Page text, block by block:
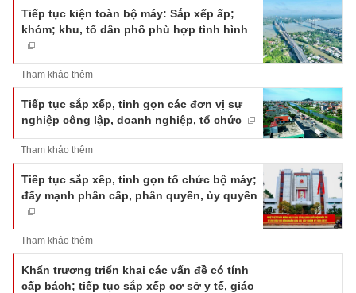
Tiếp tục kiện toàn bộ máy: Sắp xếp ấp;
khóm; khu, tổ dân phố phù hợp tình hình
Tham khảo thêm
Tiếp tục sắp xếp, tinh gọn các đơn vị sự
nghiệp công lập, doanh nghiệp, tổ chức
Tham khảo thêm
Tiếp tục sắp xếp, tinh gọn tổ chức bộ máy;
đẩy mạnh phân cấp, phân quyền, ủy quyền
Tham khảo thêm
Khẩn trương triển khai các vấn đề có tính
cấp bách; tiếp tục sắp xếp cơ sở y tế, giáo